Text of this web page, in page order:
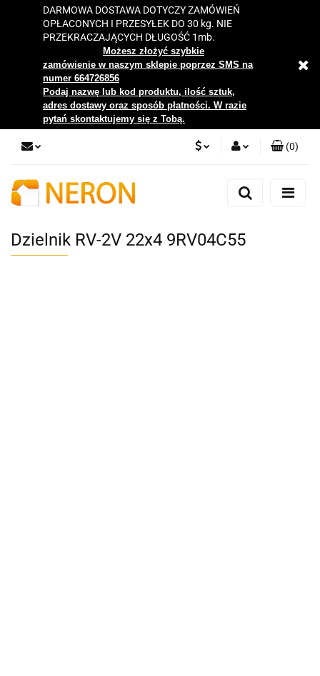
DARMOWA DOSTAWA DOTYCZY ZAMÓWIEŃ
OPŁACONYCH I PRZESYŁEK DO 30 kg. NIE
PRZEKRACZAJĄCYCH DŁUGOŚĆ 1mb.
Możesz złożyć szybkie
zamówienie w naszym sklepie poprzez SMS na
numer 664726856
Podaj nazwę lub kod produktu, ilość sztuk,
adres dostawy oraz sposób płatności. W razie
pytań skontaktujemy się z Tobą.
Zaloguj się
Zgody cookies
(0)
Dzielnik RV-2V 22x4 9RV04C55